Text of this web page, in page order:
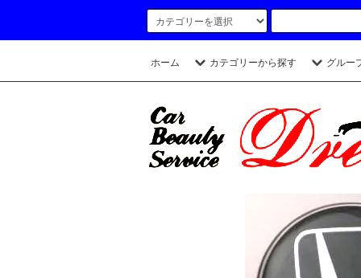
ホーム カテゴリーから探す グルー